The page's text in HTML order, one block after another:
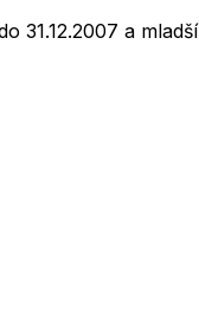
31.12.2007 a mladší